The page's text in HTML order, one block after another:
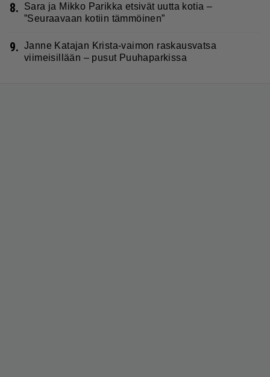
8.
Sara ja Mikko Parikka etsivät uutta kotia –
”Seuraavaan kotiin tämmöinen”
9. Janne Katajan Krista-vaimon raskausvatsa
viimeisillään – pusut Puuhaparkissa